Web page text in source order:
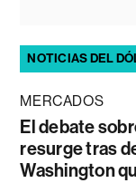
NOTICIAS DEL
MERCADOS
El debate
resurge tras
Washington